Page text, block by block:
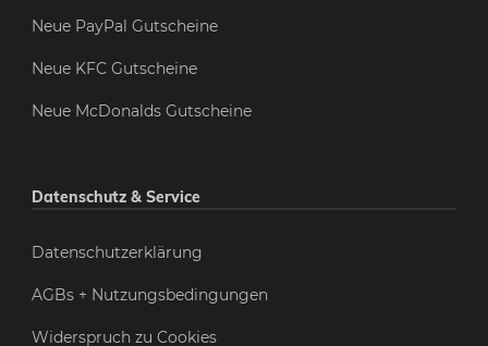
Neue PayPal Gutscheine
Neue KFC Gutscheine
Neue McDonalds Gutscheine
Datenschutz & Service
Datenschutzerklärung
AGBs + Nutzungsbedingungen
Widerspruch zu Cookies